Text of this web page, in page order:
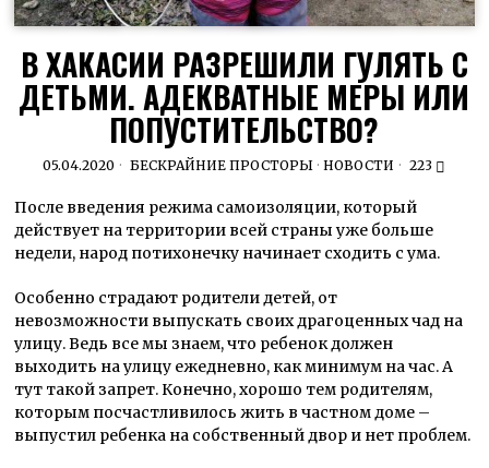
В ХАКАСИИ РАЗРЕШИЛИ ГУЛЯТЬ С
ДЕТЬМИ. АДЕКВАТНЫЕ МЕРЫ ИЛИ
ПОПУСТИТЕЛЬСТВО?
05.04.2020 БЕСКРАЙНИЕ ПРОСТОРЫ · НОВОСТИ 223
После введения режима самоизоляции, который
действует на территории всей страны уже больше
недели, народ потихонечку начинает сходить с ума.
Особенно страдают родители детей, от
невозможности выпускать своих драгоценных чад на
улицу. Ведь все мы знаем, что ребенок должен
выходить на улицу ежедневно, как минимум на час. А
тут такой запрет. Конечно, хорошо тем родителям,
которым посчастливилось жить в частном доме –
выпустил ребенка на собственный двор и нет проблем.